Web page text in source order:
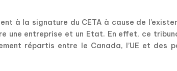
à la signature du CETA à cause de
une entreprise et un Etat. En effet, ce
répartis entre le Canada, l’UE et des